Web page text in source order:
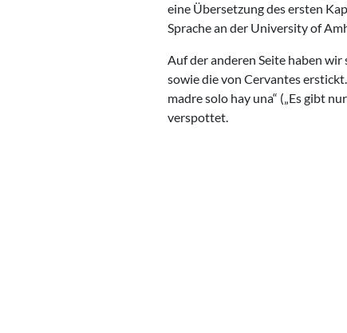
eine Übersetzung des ersten
Sprache an der University of
Auf der anderen Seite haben wir
sowie die von Cervantes
madre solo hay una“ („Es gibt
verspottet.